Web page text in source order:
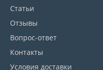
Статьи
Отзывы
Вопрос-ответ
Контакты
Условия доставки